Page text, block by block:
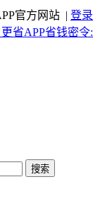
官方网站 | 登录
搜索